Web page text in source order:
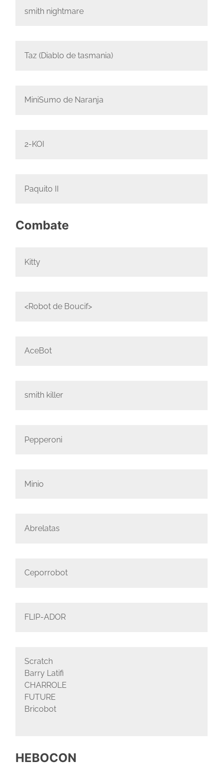
smith nightmare
Taz (Diablo de tasmania)
MiniSumo de Naranja
2-KOI
Paquito II
Combate
Kitty
<Robot de Boucif>
AceBot
smith killer
Pepperoni
Minio
Abrelatas
Ceporrobot
FLIP-ADOR
Scratch
Barry Latifi
CHARROLE
FUTURE
Bricobot
HEBOCON